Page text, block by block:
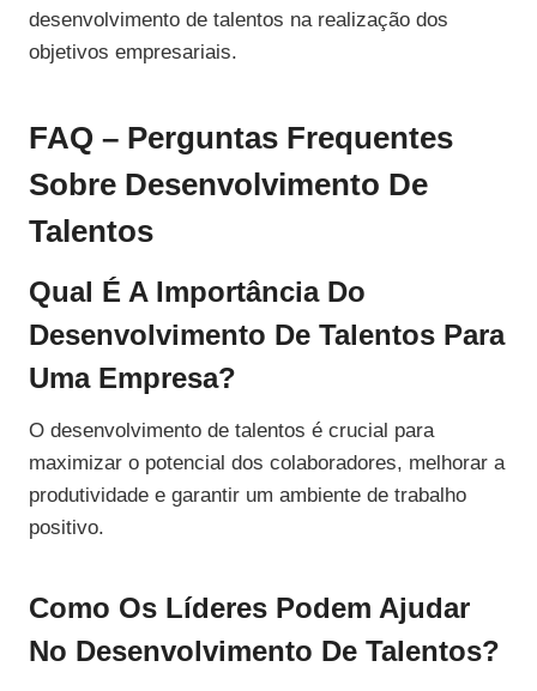
desenvolvimento de talentos na realização dos
objetivos empresariais.
FAQ – Perguntas Frequentes
Sobre Desenvolvimento De
Talentos
Qual É A Importância Do
Desenvolvimento De Talentos Para
Uma Empresa?
O desenvolvimento de talentos é crucial para
maximizar o potencial dos colaboradores, melhorar a
produtividade e garantir um ambiente de trabalho
positivo.
Como Os Líderes Podem Ajudar
No Desenvolvimento De Talentos?